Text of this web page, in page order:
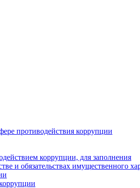
противодействия коррупции
коррупции, для заполнения
и обязательствах имущественного